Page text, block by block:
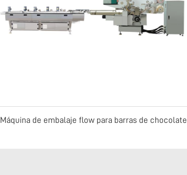
Máquina de embalaje flow para barras de chocolate